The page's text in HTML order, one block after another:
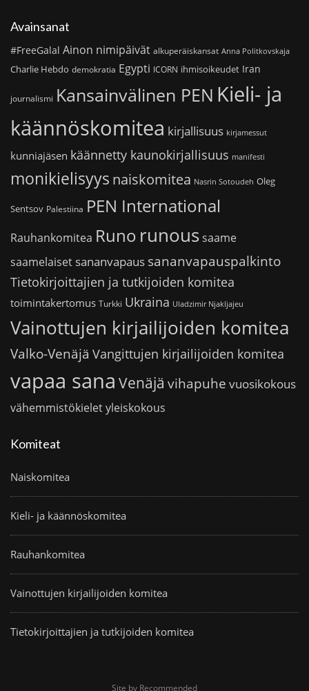
Avainsanat
#FreeGalal Ainon nimipäivät alkuperäiskansat Anna Politkovskaja
Charlie Hebdo demokratia Egypti ICORN ihmisoikeudet Iran
journalismi Kansainvälinen PEN Kieli- ja
käännöskomitea kirjallisuus kirjamessut
kunniajäsen käännetty kaunokirjallisuus manifesti
monikielisyys naiskomitea Nasrin Sotoudeh Oleg
Sentsov Palestiina PEN International
Rauhankomitea Runo runoussaame
saamelaiset sananvapaus sananvapauspalkinto
Tietokirjoittajien ja tutkijoiden komitea
toimintakertomus Turkki Ukraina Uladzimir Njakljajeu
Vainottujen kirjailijoiden komitea
Valko-Venäjä Vangittujen kirjailijoiden komitea
vapaa sana Venäjä vihapuhe vuosikokous
vähemmistökieletyleiskokous
Komiteat
Naiskomitea
Kieli- ja käännöskomitea
Rauhankomitea
Vainottujen kirjailijoiden komitea
Tietokirjoittajien ja tutkijoiden komitea
Site by Recommended